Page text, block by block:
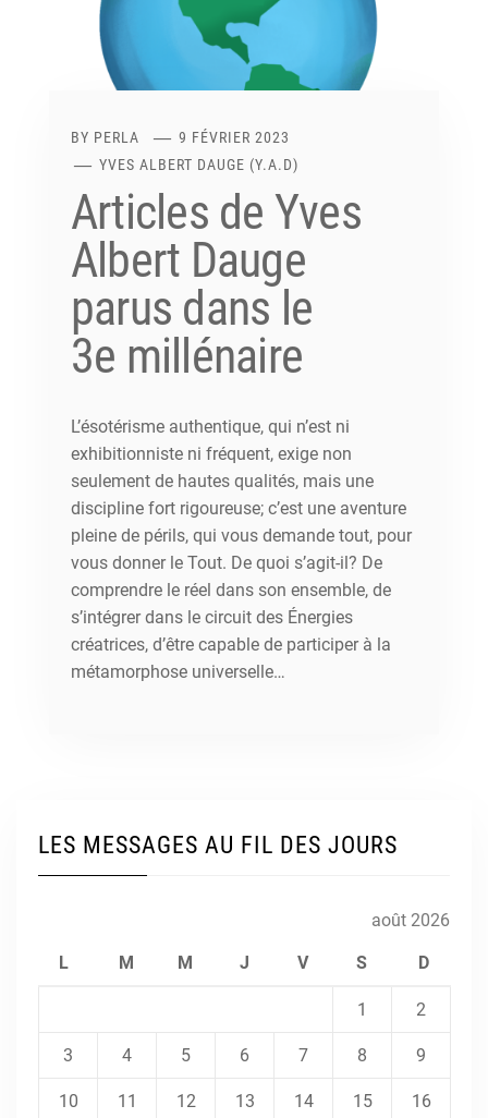
BY PERLA
9 FÉVRIER 2023
YVES ALBERT DAUGE (Y.A.D)
Articles de Yves
Albert Dauge
parus dans le
3e millénaire
L’ésotérisme authentique, qui n’est ni
exhibitionniste ni fréquent, exige non
seulement de hautes qualités, mais une
discipline fort rigoureuse; c’est une aventure
pleine de périls, qui vous demande tout, pour
vous donner le Tout. De quoi s’agit-il? De
comprendre le réel dans son ensemble, de
s’intégrer dans le circuit des Énergies
créatrices, d’être capable de participer à la
métamorphose universelle…
LES MESSAGES AU FIL DES JOURS
août 2026
L M M J V S D
1 2
3 4 5 6 7 8 9
10 11 12 13 14 15 16